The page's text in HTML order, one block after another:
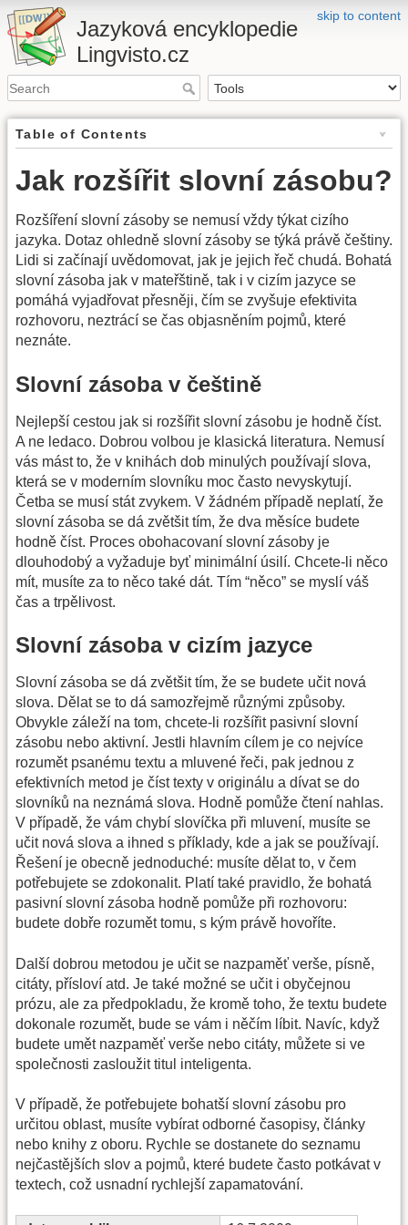
skip to content
Jazyková encyklopedie
Lingvisto.cz
Table of Contents
Jak rozšířit slovní zásobu?
Rozšíření slovní zásoby se nemusí vždy týkat cizího
jazyka. Dotaz ohledně slovní zásoby se týká právě češtiny.
Lidi si začínají uvědomovat, jak je jejich řeč chudá. Bohatá
slovní zásoba jak v mateřštině, tak i v cizím jazyce se
pomáhá vyjadřovat přesněji, čím se zvyšuje efektivita
rozhovoru, neztrácí se čas objasněním pojmů, které
neznáte.
Slovní zásoba v češtině
Nejlepší cestou jak si rozšířit slovní zásobu je hodně číst.
A ne ledaco. Dobrou volbou je klasická literatura. Nemusí
vás mást to, že v knihách dob minulých používají slova,
která se v moderním slovníku moc často nevyskytují.
Četba se musí stát zvykem. V žádném případě neplatí, že
slovní zásoba se dá zvětšit tím, že dva měsíce budete
hodně číst. Proces obohacovaní slovní zásoby je
dlouhodobý a vyžaduje byť minimální úsilí. Chcete-li něco
mít, musíte za to něco také dát. Tím “něco” se myslí váš
čas a trpělivost.
Slovní zásoba v cizím jazyce
Slovní zásoba se dá zvětšit tím, že se budete učit nová
slova. Dělat se to dá samozřejmě různými způsoby.
Obvykle záleží na tom, chcete-li rozšířit pasivní slovní
zásobu nebo aktivní. Jestli hlavním cílem je co nejvíce
rozumět psanému textu a mluvené řeči, pak jednou z
efektivních metod je číst texty v originálu a dívat se do
slovníků na neznámá slova. Hodně pomůže čtení nahlas.
V případě, že vám chybí slovíčka při mluvení, musíte se
učit nová slova a ihned s příklady, kde a jak se používají.
Řešení je obecně jednoduché: musíte dělat to, v čem
potřebujete se zdokonalit. Platí také pravidlo, že bohatá
pasivní slovní zásoba hodně pomůže při rozhovoru:
budete dobře rozumět tomu, s kým právě hovoříte.
Další dobrou metodou je učit se nazpaměť verše, písně,
citáty, přísloví atd. Je také možné se učit i obyčejnou
prózu, ale za předpokladu, že kromě toho, že textu budete
dokonale rozumět, bude se vám i něčím líbit. Navíc, když
budete umět nazpaměť verše nebo citáty, můžete si ve
společnosti zasloužit titul inteligenta.
V případě, že potřebujete bohatší slovní zásobu pro
určitou oblast, musíte vybírat odborné časopisy, články
nebo knihy z oboru. Rychle se dostanete do seznamu
nejčastějších slov a pojmů, které budete často potkávat v
textech, což usnadní rychlejší zapamatování.